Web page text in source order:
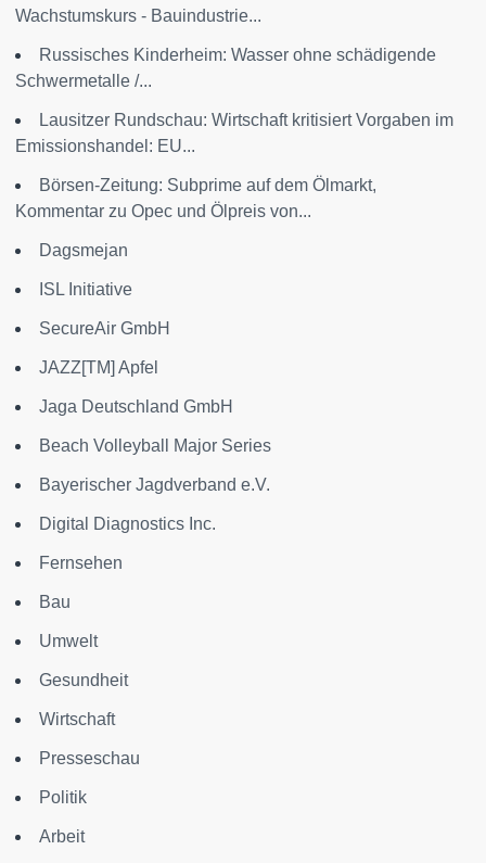
Wachstumskurs - Bauindustrie...
Russisches Kinderheim: Wasser ohne schädigende
Schwermetalle /...
Lausitzer Rundschau: Wirtschaft kritisiert Vorgaben im
Emissionshandel: EU...
Börsen-Zeitung: Subprime auf dem Ölmarkt,
Kommentar zu Opec und Ölpreis von...
Dagsmejan
ISL Initiative
SecureAir GmbH
JAZZ[TM] Apfel
Jaga Deutschland GmbH
Beach Volleyball Major Series
Bayerischer Jagdverband e.V.
Digital Diagnostics Inc.
Fernsehen
Bau
Umwelt
Gesundheit
Wirtschaft
Presseschau
Politik
Arbeit